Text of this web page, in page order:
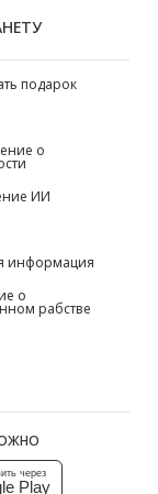
подарок
о
ИИ
информация
о
рабстве
через
Play